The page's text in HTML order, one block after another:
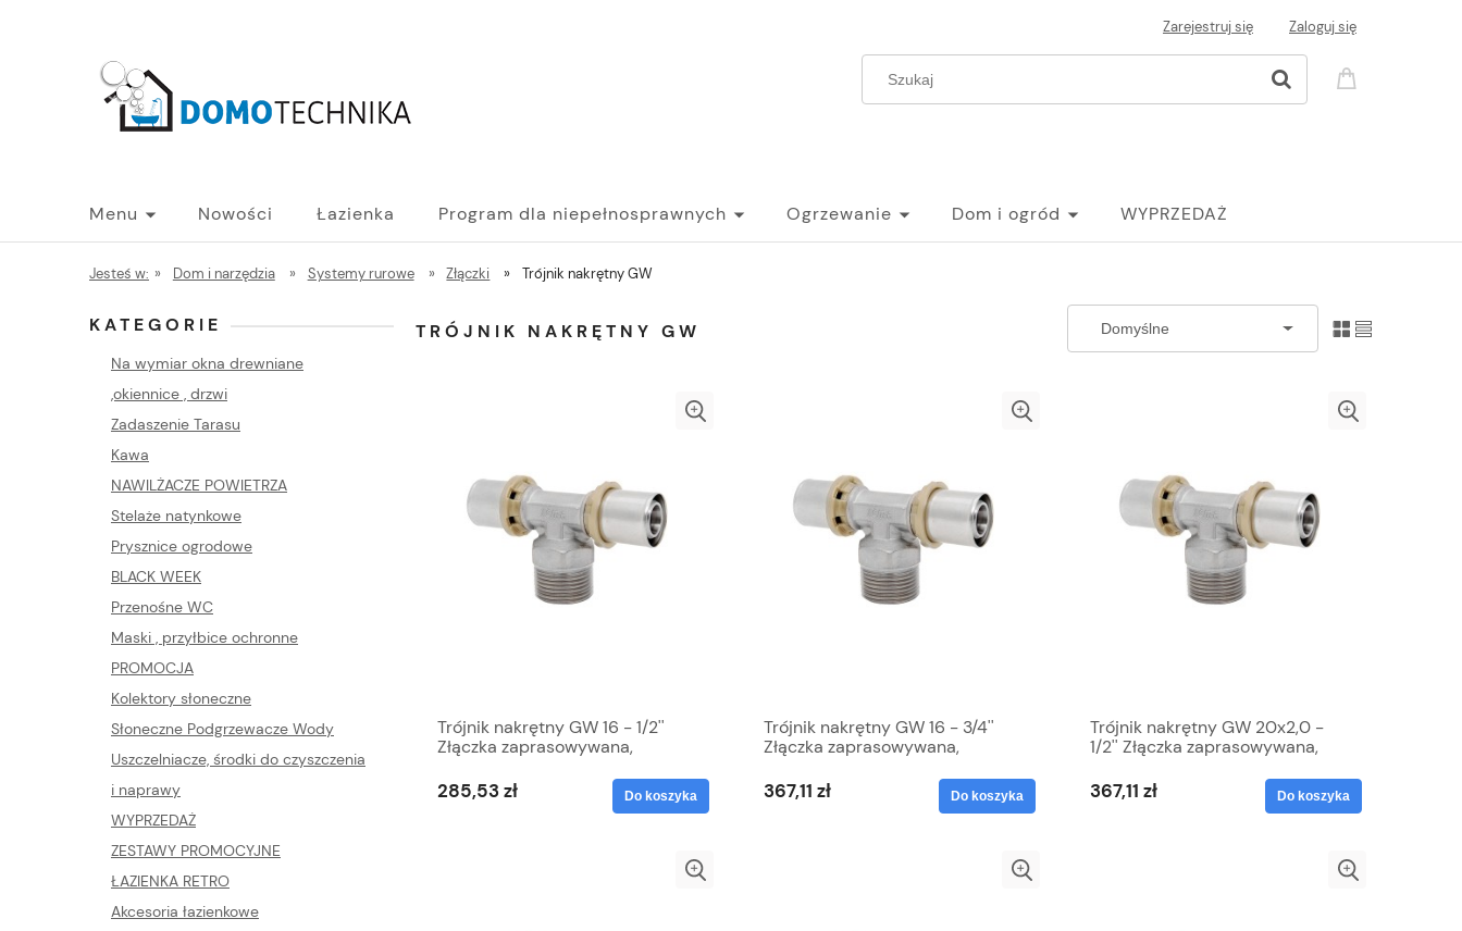
Zarejestruj się Zaloguj się
Menu Nowości Łazienka Program dla niepełnosprawnych Ogrzewanie Dom i ogród WYPRZEDAŻ
PROGRAM B2B - HURT Blog
Jesteś w: » Dom i narzędzia » Systemy rurowe » Złączki » Trójnik nakrętny GW
KATEGORIE
Na wymiar okna drewniane
,okiennice , drzwi
Zadaszenie Tarasu
Kawa
NAWILŻACZE POWIETRZA
Stelaże natynkowe
Prysznice ogrodowe
BLACK WEEK
Przenośne WC
Maski , przyłbice ochronne
PROMOCJA
Kolektory słoneczne
Słoneczne Podgrzewacze Wody
Uszczelniacze, środki do czyszczenia
i naprawy
WYPRZEDAŻ
ZESTAWY PROMOCYJNE
ŁAZIENKA RETRO
Akcesoria łazienkowe
TRÓJNIK NAKRĘTNY GW
Trójnik nakrętny GW 16 - 1/2''
Złączka zaprasowywana,
285,53 zł Do koszyka
Trójnik nakrętny GW 16 - 3/4''
Złączka zaprasowywana,
367,11 zł Do koszyka
Trójnik nakrętny GW 20x2,0 -
1/2'' Złączka zaprasowywana,
367,11 zł Do koszyka